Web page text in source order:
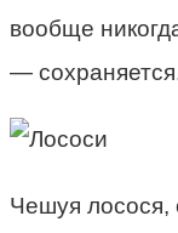
вообще
—
Чешуя